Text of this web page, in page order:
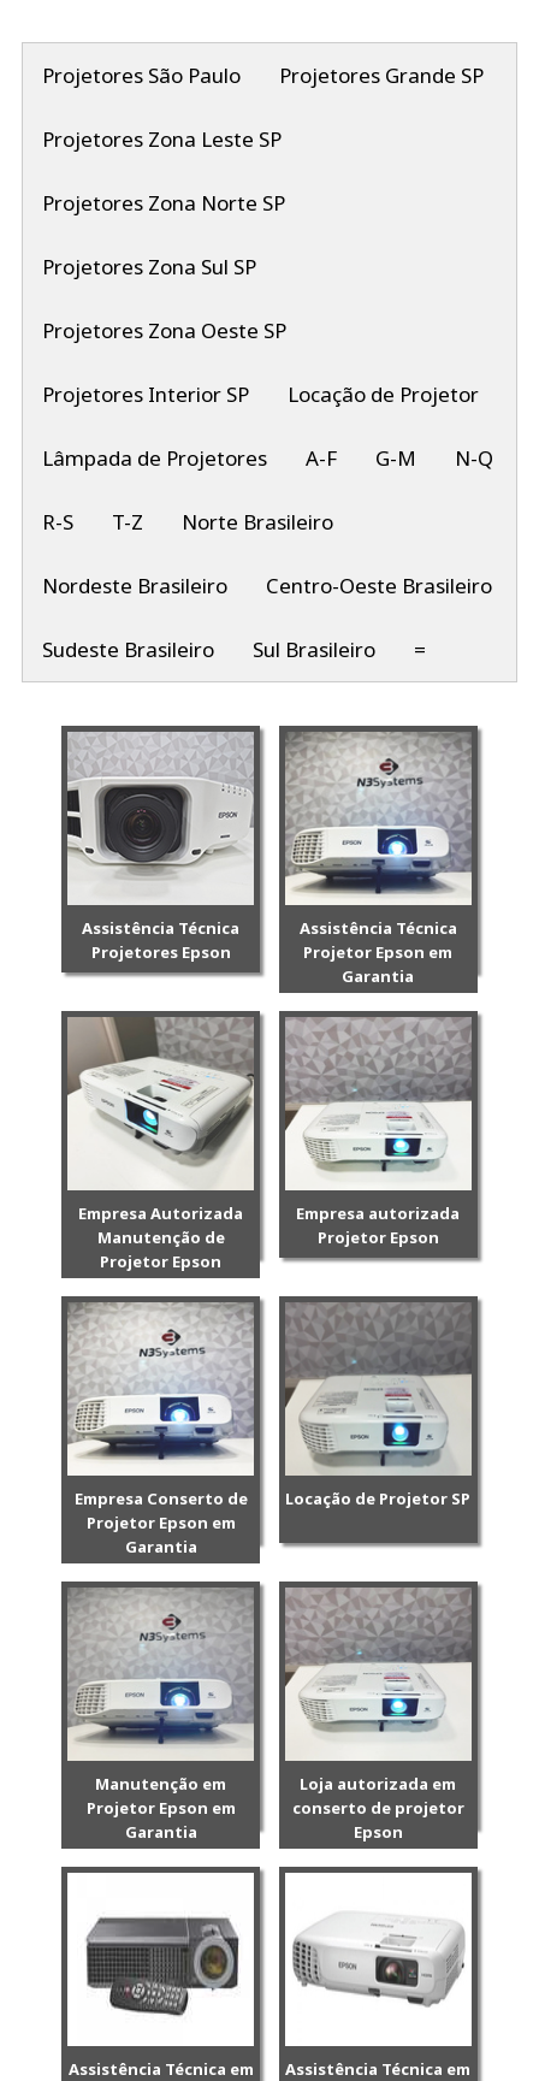
Projetores São Paulo Projetores Grande SP
Projetores Zona Leste SP
Projetores Zona Norte SP
Projetores Zona Sul SP
Projetores Zona Oeste SP
Projetores Interior SP Locação de Projetor
Lâmpada de Projetores A-F G-M N-Q
R-S T-Z Norte Brasileiro
Nordeste Brasileiro Centro-Oeste Brasileiro
Sudeste Brasileiro Sul Brasileiro =
Assistência Técnica
Projetores Epson
Assistência Técnica
Projetor Epson em
Garantia
Empresa Autorizada
Manutenção de
Projetor Epson
Empresa autorizada
Projetor Epson
Empresa Conserto de
Projetor Epson em
Garantia
Locação de Projetor SP
Manutenção em
Projetor Epson em
Garantia
Loja autorizada em
conserto de projetor
Epson
Assistência Técnica em Assistência Técnica em